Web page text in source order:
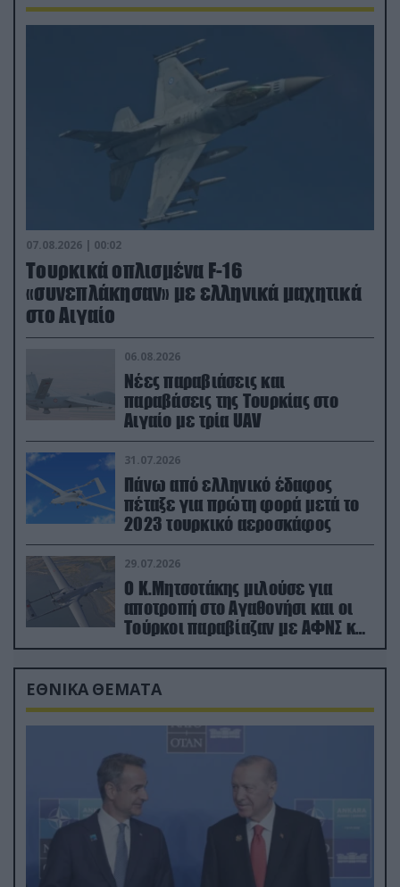
07.08.2026 | 00:02
Τουρκικά οπλισμένα F-16
«συνεπλάκησαν» με ελληνικά μαχητικά
στο Αιγαίο
06.08.2026
Νέες παραβιάσεις και
παραβάσεις της Τουρκίας στο
Αιγαίο με τρία UAV
31.07.2026
Πάνω από ελληνικό έδαφος
πέταξε για πρώτη φορά μετά το
2023 τουρκικό αεροσκάφος
29.07.2026
Ο Κ.Μητσοτάκης μιλούσε για
αποτροπή στο Αγαθονήσι και οι
Τούρκοι παραβίαζαν με ΑΦΝΣ και
drone
ΕΘΝΙΚΑ ΘΕΜΑΤΑ